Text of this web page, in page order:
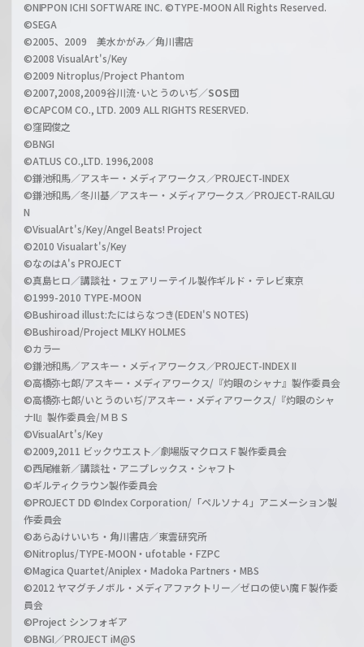
a
n
l
©NIPPON ICHI SOFTWARE INC. ©TYPE-MOON All Rights Reserved.
©SEGA
©2005、2009 美水かがみ／角川書店
©2008 VisualArt's/Key
©2009 Nitroplus/Project Phantom
©2007,2008,2009谷川流･いとうのいぢ／SOS団
©CAPCOM CO., LTD. 2009 ALL RIGHTS RESERVED.
©窪岡俊之
©BNGI
©ATLUS CO.,LTD. 1996,2008
©鎌池和馬／アスキー・メディアワークス／PROJECT-INDEX
©鎌池和馬／冬川基／アスキー・メディアワークス／PROJECT-RAILGU
N
©VisualArt's/Key/Angel Beats! Project
©2010 Visualart's/Key
©なのはA's PROJECT
©真島ヒロ／講談社・フェアリーテイル製作ギルド・テレビ東京
©1999-2010 TYPE-MOON
©Bushiroad illust:たにはらなつき(EDEN'S NOTES)
©Bushiroad/Project MILKY HOLMES
©カラー
©鎌池和馬／アスキー・メディアワークス／PROJECT-INDEX II
©高橋弥七郎/アスキー・メディアワークス/『灼眼のシャナ』製作委員会
©高橋弥七郎/いとうのいぢ/アスキー・メディアワークス/『灼眼のシャ
ナII』製作委員会/ＭＢＳ
©VisualArt's/Key
©2009,2011 ビックウエスト／劇場版マクロスＦ製作委員会
©西尾維新／講談社・アニプレックス・シャフト
©ギルティクラウン製作委員会
©PROJECT DD ©Index Corporation/「ペルソナ４」アニメーション製
作委員会
©あらゐけいいち・角川書店／東雲研究所
©Nitroplus/TYPE-MOON・ufotable・FZPC
©Magica Quartet/Aniplex・Madoka Partners・MBS
©2012 ヤマグチノボル・メディアファクトリー／ゼロの使い魔Ｆ製作委
員会
©Project シンフォギア
©BNGI／PROJECT iM@S